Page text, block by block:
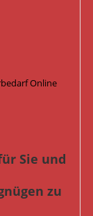
Online
Sie und
zu